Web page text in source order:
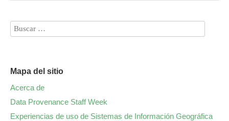
Mapa del sitio
Acerca de
Data Provenance Staff Week
Experiencias de uso de Sistemas de Información Geográfica